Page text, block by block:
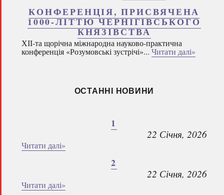
КОНФЕРЕНЦІЯ, ПРИСВЯЧЕНА
1000-ЛІТТЮ ЧЕРНІГІВСЬКОГО
КНЯЗІВСТВА
ХІІ-та щорічна міжнародна науково-практична
конференція «Розумовські зустрічі»... Читати далі»
ОСТАННІ НОВИНИ
1
22 Січня, 2026
Читати далі»
2
22 Січня, 2026
Читати далі»